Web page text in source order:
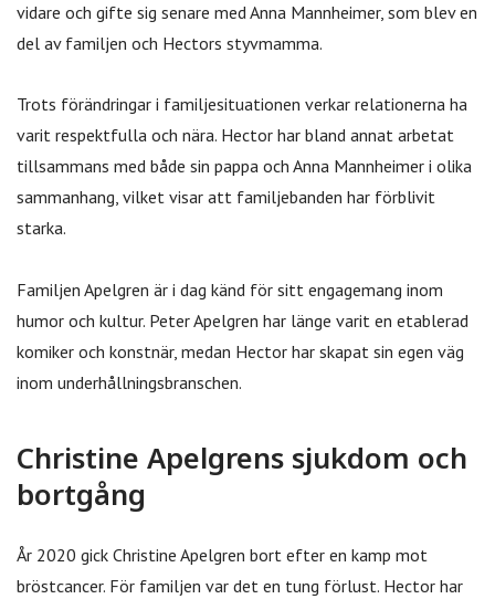
vidare och gifte sig senare med Anna Mannheimer, som blev en
del av familjen och Hectors styvmamma.
Trots förändringar i familjesituationen verkar relationerna ha
varit respektfulla och nära. Hector har bland annat arbetat
tillsammans med både sin pappa och Anna Mannheimer i olika
sammanhang, vilket visar att familjebanden har förblivit
starka.
Familjen Apelgren är i dag känd för sitt engagemang inom
humor och kultur. Peter Apelgren har länge varit en etablerad
komiker och konstnär, medan Hector har skapat sin egen väg
inom underhållningsbranschen.
Christine Apelgrens sjukdom och
bortgång
År 2020 gick Christine Apelgren bort efter en kamp mot
bröstcancer. För familjen var det en tung förlust. Hector har